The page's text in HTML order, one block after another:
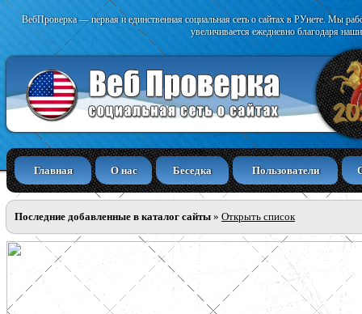
ВебПроверка — первая и единственная социальная сеть о сайтах в РУнете. Мы
увеличивается ежедневно благодаря
Главная О нас Беседка Пользователи
Последние добавленные в каталог сайты » Открыть список